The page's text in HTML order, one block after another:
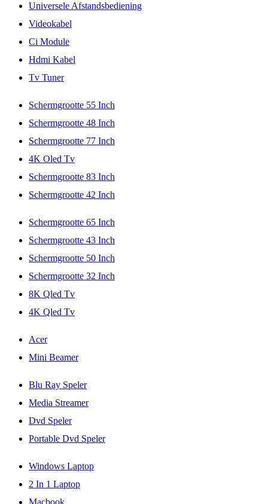
Universele Afstandsbediening
Videokabel
Ci Module
Hdmi Kabel
Tv Tuner
Schermgrootte 55 Inch
Schermgrootte 48 Inch
Schermgrootte 77 Inch
4K Oled Tv
Schermgrootte 83 Inch
Schermgrootte 42 Inch
Schermgrootte 65 Inch
Schermgrootte 43 Inch
Schermgrootte 50 Inch
Schermgrootte 32 Inch
8K Qled Tv
4K Qled Tv
Acer
Mini Beamer
Blu Ray Speler
Media Streamer
Dvd Speler
Portable Dvd Speler
Windows Laptop
2 In 1 Laptop
Macbook